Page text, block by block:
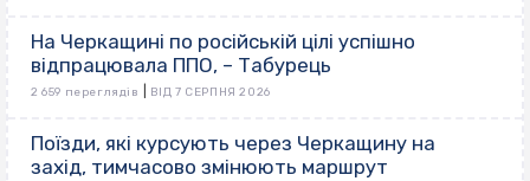
На Черкащині по російській цілі успішно
відпрацювала ППО, – Табурець
2 659 переглядів ВІД 7 СЕРПНЯ 2026
Поїзди, які курсують через Черкащину на
захід, тимчасово змінюють маршрут